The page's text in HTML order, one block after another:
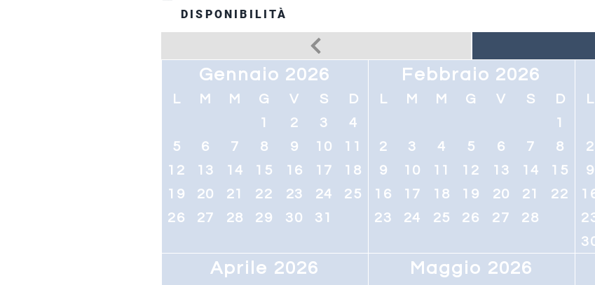
DISPONIBILITÀ
Gennaio 2026
L M M G V S
D
1
2 3
4
5
6 7 8 9 10
11
12
13 14 15 16 17
18
19
20 21 22 23 24
25
26
27 28 29 30 31
Aprile 2026
Febbraio 2026
L M M G V S
D
1
2
3 4 5 6 7
8
9
10 11 12 13 14
15
16
17 18 19 20 21
22
23
24 25 26 27 28
Maggio 2026
L
2
9